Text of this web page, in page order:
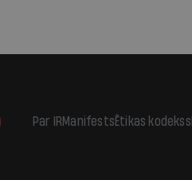
Par IRManifestsĒtikas kodekss